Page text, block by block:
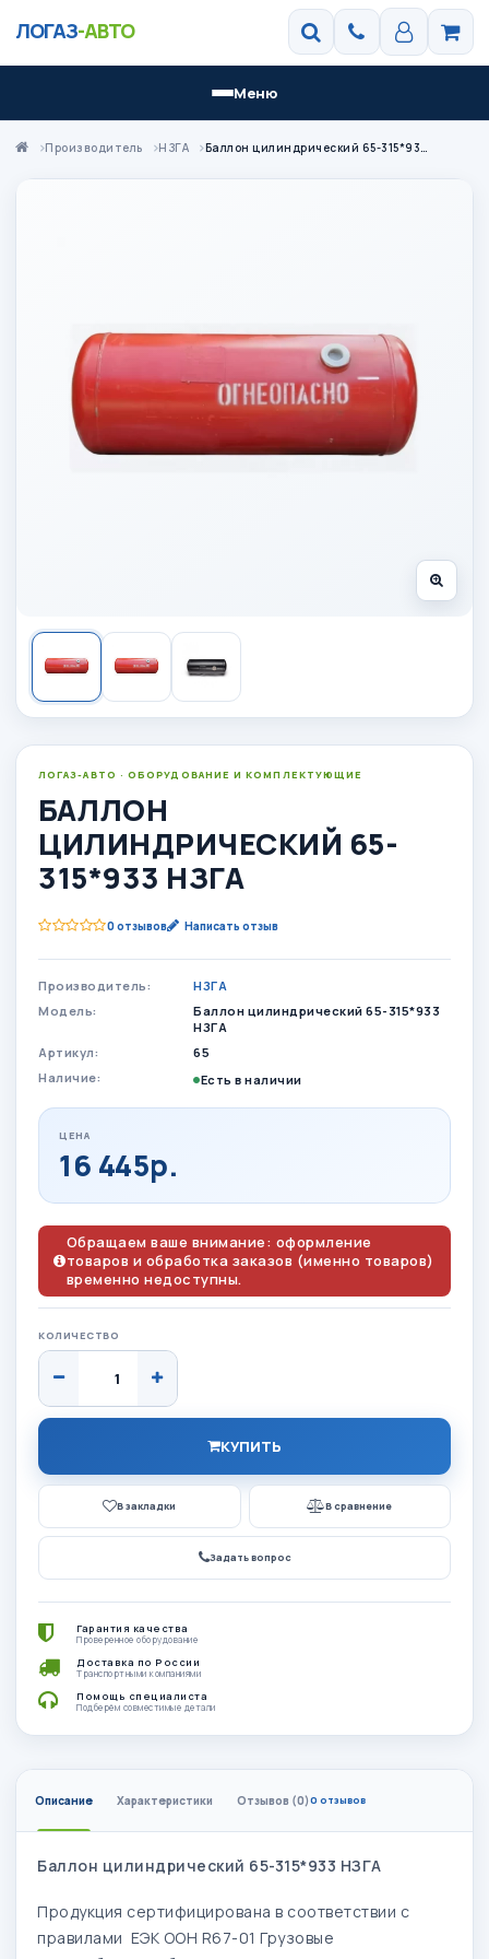
ЛОГАЗ-АВТО
Меню
Производитель НЗГА Баллон цилиндрический 65-315*933 НЗГА
ЛОГАЗ-АВТО · ОБОРУДОВАНИЕ И КОМПЛЕКТУЮЩИЕ
БАЛЛОН
ЦИЛИНДРИЧЕСКИЙ 65-
315*933 НЗГА
0 отзывов Написать отзыв
Производитель:
НЗГА
Модель:
Баллон цилиндрический 65-315*933
НЗГА
Артикул:
65
Наличие:
Есть в наличии
ЦЕНА
16 445р.
Обращаем ваше внимание: оформление
товаров и обработка заказов (именно товаров)
временно недоступны.
КОЛИЧЕСТВО
КУПИТЬ
В закладки В сравнение
Задать вопрос
Гарантия качества
Проверенное оборудование
Доставка по России
Транспортными компаниями
Помощь специалиста
Подберём совместимые детали
Описание Характеристики Отзывов (0)0 отзывов
Баллон цилиндрический 65-315*933 НЗГА
Продукция сертифицирована в соответствии с
правилами ЕЭК ООН R67-01 Грузовые